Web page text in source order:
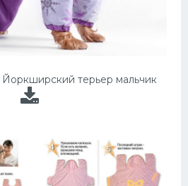
терьер мальчик